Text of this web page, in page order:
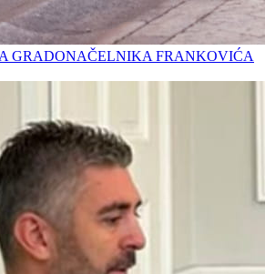
GRADONAČELNIKA FRANKOVIĆA